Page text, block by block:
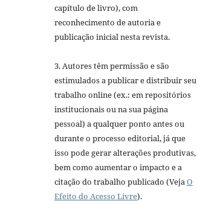
capítulo de livro), com
reconhecimento de autoria e
publicação inicial nesta revista.
3. Autores têm permissão e são
estimulados a publicar e distribuir seu
trabalho online (ex.: em repositórios
institucionais ou na sua página
pessoal) a qualquer ponto antes ou
durante o processo editorial, já que
isso pode gerar alterações produtivas,
bem como aumentar o impacto e a
citação do trabalho publicado (VejaO
Efeito do Acesso Livre).